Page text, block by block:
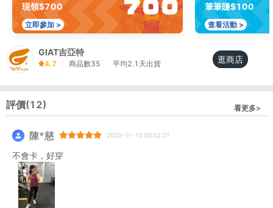
現領$700
立即參加 >
筆筆賺$100
查看活動 >
GIAT吉亞特
4.7 商品數35 平均2.1 天出貨 逛商店
評價(12) 看更多>
陳*慈 2020-11-13 00:52:27
不會卡，好穿